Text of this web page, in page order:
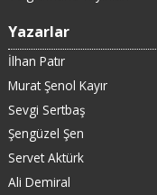
Yazarlar
İlhan Patır
Murat Şenol Kayır
Sevgi Sertbaş
Şengüzel Şen
Servet Aktürk
Ali Demiral